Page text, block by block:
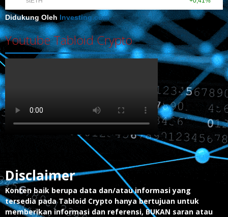
Didukung Oleh Investing.com
Youtube Tabloid Crypto
Disclaimer
Konten baik berupa data dan/atau informasi yang
tersedia pada Tabloid Crypto hanya bertujuan untuk
memberikan informasi dan referensi, BUKAN saran atau